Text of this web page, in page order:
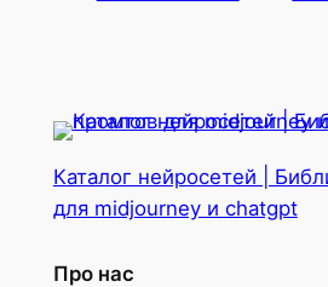
Каталог нейросетей |
для midjourney и chatgpt
Про нас